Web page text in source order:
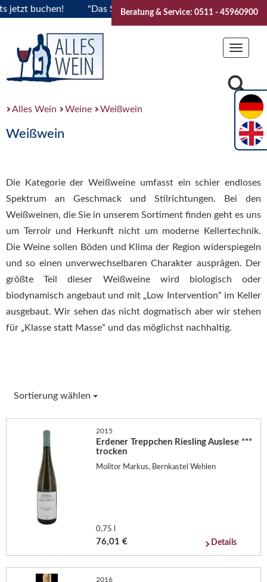
buchen! "Das Sommerfest 2026" Vive la
Beratung & Service: 0511 - 45960900
Toggle
Alles Wein Weine Weißwein
Weißwein
Die Kategorie der Weißweine umfasst ein schier endloses
Spektrum an Geschmack und Stilrichtungen. Bei den
Weißweinen, die Sie in unserem Sortiment finden geht es uns
um Terroir und Herkunft nicht um moderne Kellertechnik.
Die Weine sollen Böden und Klima der Region widerspiegeln
und so einen unverwechselbaren Charakter ausprägen. Der
größte Teil dieser Weißweine wird biologisch oder
biodynamisch angebaut und mit „Low Intervention“ im Keller
ausgebaut. Wir sehen das nicht dogmatisch aber wir stehen
für „Klasse statt Masse“ und das möglichst nachhaltig.
Sortierung wählen
2015
Erdener Treppchen Riesling Auslese ***
trocken
Molitor Markus, Bernkastel Wehlen
0,75 l
76,01 € Details
2016